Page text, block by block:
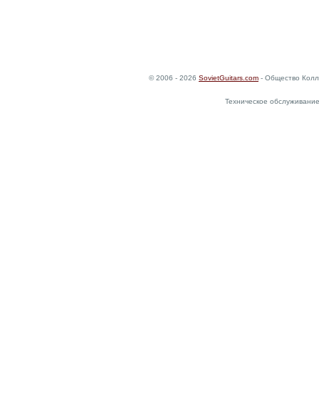
© 2006 - 2026 SovietGuitars.com - Общество
Техническое